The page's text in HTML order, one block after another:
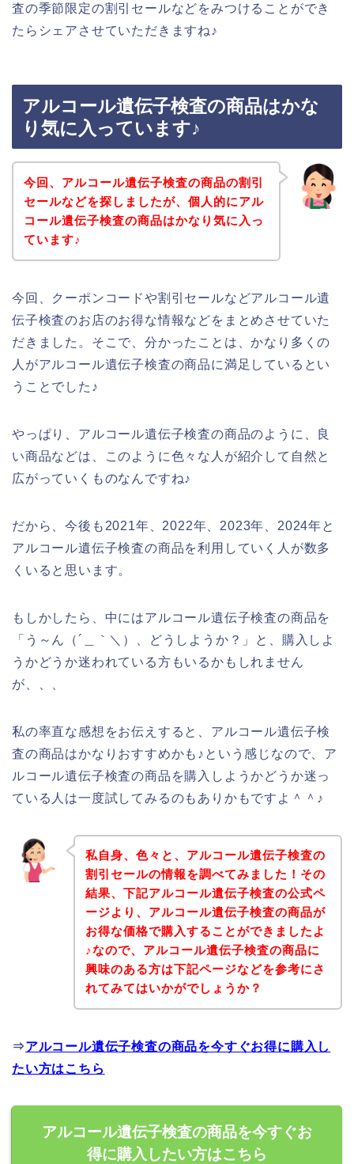
査の季節限定の割引セールなどをみつけることができ
たらシェアさせていただきますね♪
アルコール遺伝子検査の商品はかな
り気に入っています♪
今回、アルコール遺伝子検査の商品の割引
セールなどを探しましたが、個人的にアル
コール遺伝子検査の商品はかなり気に入っ
ています♪
今回、クーポンコードや割引セールなどアルコール遺
伝子検査のお店のお得な情報などをまとめさせていた
だきました。そこで、分かったことは、かなり多くの
人がアルコール遺伝子検査の商品に満足しているとい
うことでした♪
やっぱり、アルコール遺伝子検査の商品のように、良
い商品などは、このように色々な人が紹介して自然と
広がっていくものなんですね♪
だから、今後も2021年、2022年、2023年、2024年と
アルコール遺伝子検査の商品を利用していく人が数多
くいると思います。
もしかしたら、中にはアルコール遺伝子検査の商品を
「う～ん（´＿｀＼）、どうしようか？」と、購入しよ
うかどうか迷われている方もいるかもしれません
が、、、
私の率直な感想をお伝えすると、アルコール遺伝子検
査の商品はかなりおすすめかも♪という感じなので、ア
ルコール遺伝子検査の商品を購入しようかどうか迷っ
ている人は一度試してみるのもありかもですよ＾＾♪
私自身、色々と、アルコール遺伝子検査の
割引セールの情報を調べてみました！その
結果、下記アルコール遺伝子検査の公式ペ
ージより、アルコール遺伝子検査の商品が
お得な価格で購入することができましたよ
♪なので、アルコール遺伝子検査の商品に
興味のある方は下記ページなどを参考にさ
れてみてはいかがでしょうか？
⇒アルコール遺伝子検査の商品を今すぐお得に購入し
たい方はこちら
アルコール遺伝子検査の商品を今すぐお
得に購入したい方はこちら